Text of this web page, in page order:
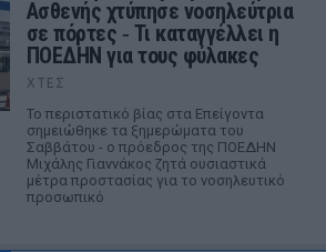
Ασθενής χτύπησε νοσηλεύτρια
σε πόρτες ‑ Τι καταγγέλλει η
ΠΟΕΔΗΝ για τους φύλακες
ΧΤΕΣ
Το περιστατικό βίας στα Επείγοντα
σημειώθηκε τα ξημερώματα του
Σαββάτου - ο πρόεδρος της ΠΟΕΔΗΝ
Μιχάλης Γιαννάκος ζητά ουσιαστικά
μέτρα προστασίας για το νοσηλευτικό
προσωπικό